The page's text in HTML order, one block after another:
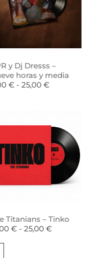
y Dj Dresss –
horas y media
€ - 25,00 €
Titanians – Tinko
€ - 25,00 €